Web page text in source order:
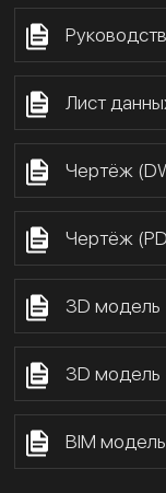
Лист
Чертёж
Чертёж
3D модель
3D модель
BIM модель